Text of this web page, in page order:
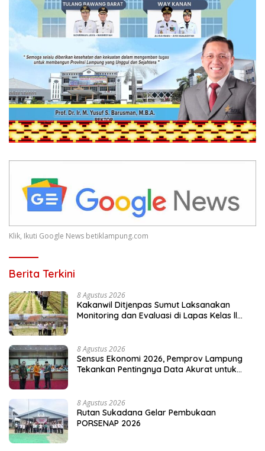
Klik, Ikuti Google News betiklampung.com
Berita Terkini
8 Agustus 2026
Kakanwil Ditjenpas Sumut Laksanakan
Monitoring dan Evaluasi di Lapas Kelas ll
8 Agustus 2026
Sensus Ekonomi 2026, Pemprov Lampung
Tekankan Pentingnya Data Akurat untuk
8 Agustus 2026
Rutan Sukadana Gelar Pembukaan
PORSENAP 2026